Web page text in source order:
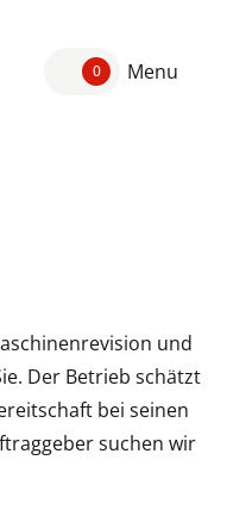
0 Menu
und
Der Betrieb schätzt
bei seinen
suchen wir